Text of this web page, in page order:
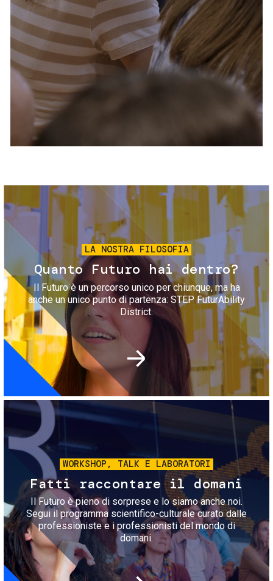
Servizi e accessibilità
Contatti
FAQ
Biglietti
Immagine
LA NOSTRA FILOSOFIA
Quanto Futuro hai dentro?
Il Futuro è un percorso unico per chiunque, ma ha
anche un unico punto di partenza: STEP FuturAbility
District.
Immagine
WORKSHOP, TALK E LABORATORI
Fatti raccontare il domani
Il Futuro è pieno di sorprese e lo siamo anche noi.
Segui il programma scientifico-culturale curato dalle
professioniste e i professionisti del mondo di
domani.